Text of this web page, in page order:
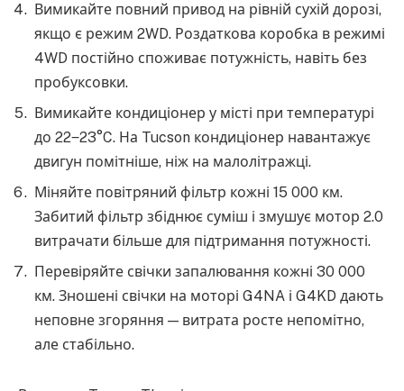
Вимикайте повний привод на рівній сухій дорозі,
якщо є режим 2WD. Роздаткова коробка в режимі
4WD постійно споживає потужність, навіть без
пробуксовки.
Вимикайте кондиціонер у місті при температурі
до 22‒23°C. На Tucson кондиціонер навантажує
двигун помітніше, ніж на малолітражці.
Міняйте повітряний фільтр кожні 15 000 км.
Забитий фільтр збіднює суміш і змушує мотор 2.0
витрачати більше для підтримання потужності.
Перевіряйте свічки запалювання кожні 30 000
км. Зношені свічки на моторі G4NA і G4KD дають
неповне згоряння — витрата росте непомітно,
але стабільно.